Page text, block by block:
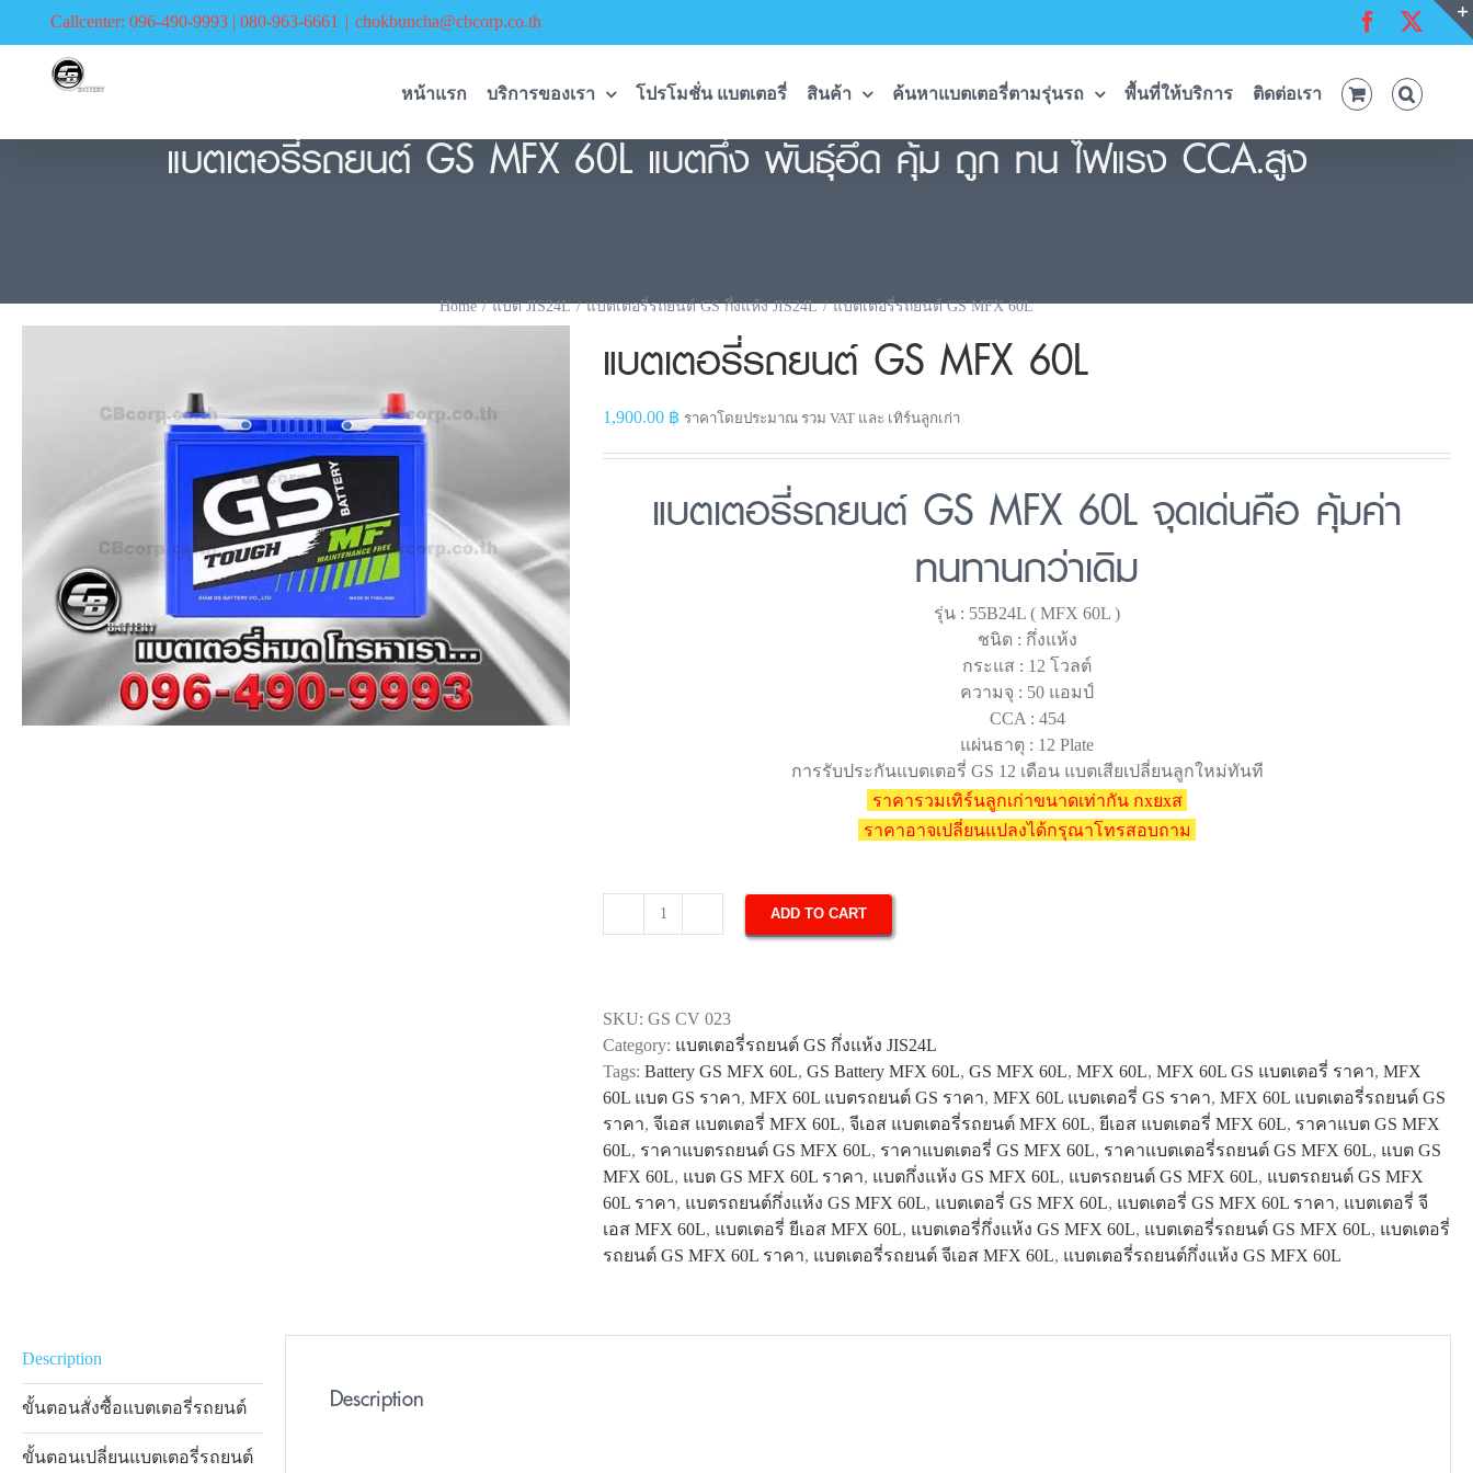
Callcenter: 096-490-9993 | 080-963-6661 | chokbuncha@cbcorp.co.th Facebook
หน้าแรก บริการของเรา โปรโมชั่น แบตเตอรี่ สินค้า ค้นหาแบตเตอรี่ตามรุ่นรถ พื้นที่ให้บริการ ติดต่อเรา
แบตเตอรี่รถยนต์ GS MFX 60L แบตกึ่ง พันธุ์อึด คุ้ม ถูก ทน ไฟแรง CCA.สูง
Home แบต JIS24L แบตเตอรี่รถยนต์ GS กึ่งแห้ง JIS24L แบตเตอรี่รถยนต์ GS MFX 60L
แบตเตอรี่รถยนต์ GS MFX 60L
1,900.00 ฿ ราคาโดยประมาณ รวม VAT และ เทิร์นลูกเก่า
แบตเตอรี่รถยนต์ GS MFX 60L จุดเด่นคือ คุ้มค่า
ทนทานกว่าเดิม
รุ่น : 55B24L ( MFX 60L )
ชนิด : กึ่งแห้ง
กระแส : 12 โวลต์
ความจุ : 50 แอมป์
CCA : 454
แผ่นธาตุ : 12 Plate
การรับประกันแบตเตอรี่ GS 12 เดือน แบตเสียเปลี่ยนลูกใหม่ทันที
ราคารวมเทิร์นลูกเก่าขนาดเท่ากัน กxยxส
ราคาอาจเปลี่ยนแปลงได้กรุณาโทรสอบถาม
60L
quantity
ADD TO CART
SKU: GS CV 023
Category: แบตเตอรี่รถยนต์ GS กึ่งแห้ง JIS24L
Tags: Battery GS MFX 60L, GS Battery MFX 60L, GS MFX 60L, MFX 60L, MFX 60L GS แบตเตอรี่ ราคา, MFX
60L แบต GS ราคา, MFX 60L แบตรถยนต์ GS ราคา, MFX 60L แบตเตอรี่ GS ราคา, MFX 60L แบตเตอรี่รถยนต์ GS
ราคา, จีเอส แบตเตอรี่ MFX 60L, จีเอส แบตเตอรี่รถยนต์ MFX 60L, ยีเอส แบตเตอรี่ MFX 60L, ราคาแบต GS MFX
60L, ราคาแบตรถยนต์ GS MFX 60L, ราคาแบตเตอรี่ GS MFX 60L, ราคาแบตเตอรี่รถยนต์ GS MFX 60L, แบต GS
MFX 60L, แบต GS MFX 60L ราคา, แบตกึ่งแห้ง GS MFX 60L, แบตรถยนต์ GS MFX 60L, แบตรถยนต์ GS MFX
60L ราคา, แบตรถยนต์กึ่งแห้ง GS MFX 60L, แบตเตอรี่ GS MFX 60L, แบตเตอรี่ GS MFX 60L ราคา, แบตเตอรี่ จี
เอส MFX 60L, แบตเตอรี่ ยีเอส MFX 60L, แบตเตอรี่กึ่งแห้ง GS MFX 60L, แบตเตอรี่รถยนต์ GS MFX 60L, แบตเตอรี่
รถยนต์ GS MFX 60L ราคา, แบตเตอรี่รถยนต์ จีเอส MFX 60L, แบตเตอรี่รถยนต์กึ่งแห้ง GS MFX 60L
Description
ขั้นตอนสั่งซื้อแบตเตอรี่รถยนต์
ขั้นตอนเปลี่ยนแบตเตอรี่รถยนต์
Description